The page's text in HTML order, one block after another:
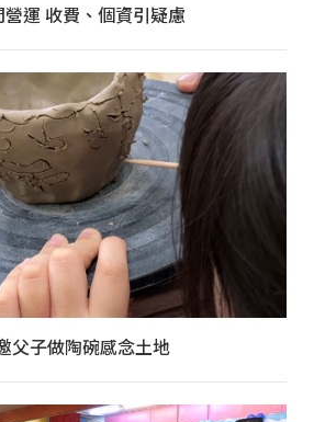
運 收費、個資引疑慮
父子做陶碗感念土地